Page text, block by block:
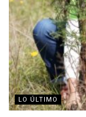
LO ÚLTIMO